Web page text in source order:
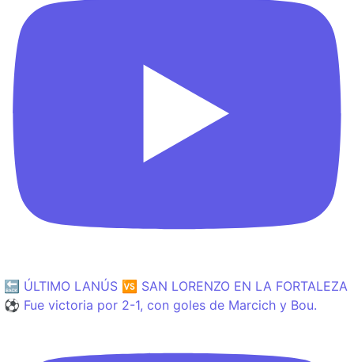
🔙 ÚLTIMO LANÚS 🆚 SAN LORENZO EN LA FORTALEZA
⚽️ Fue victoria por 2-1, con goles de Marcich y Bou.